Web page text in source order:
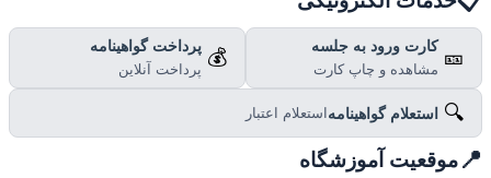
🎫 کارت ورود به جلسه
مشاهده و چاپ کارت
💰 پرداخت گواهینامه
پرداخت آنلاین
🔍 استعلام گواهینامهاستعلام اعتبار
موقعیت آموزشگاه